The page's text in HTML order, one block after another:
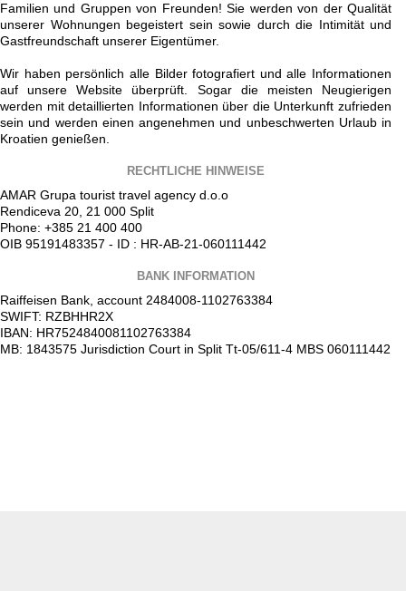
Familien und Gruppen von Freunden! Sie werden von der Qualität
unserer Wohnungen begeistert sein sowie durch die Intimität und
Gastfreundschaft unserer Eigentümer.
Wir haben persönlich alle Bilder fotografiert und alle Informationen
auf unsere Website überprüft. Sogar die meisten Neugierigen
werden mit detaillierten Informationen über die Unterkunft zufrieden
sein und werden einen angenehmen und unbeschwerten Urlaub in
Kroatien genießen.
RECHTLICHE HINWEISE
AMAR Grupa tourist travel agency d.o.o
Rendiceva 20, 21 000 Split
Phone: +385 21 400 400
OIB 95191483357 - ID : HR-AB-21-060111442
BANK INFORMATION
Raiffeisen Bank, account 2484008-1102763384
SWIFT: RZBHHR2X
IBAN: HR7524840081102763384
MB: 1843575 Jurisdiction Court in Split Tt-05/611-4 MBS 060111442